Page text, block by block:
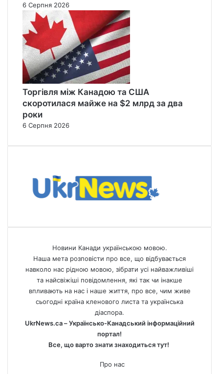
6 Серпня 2026
Торгівля між Канадою та США
скоротилася майже на $2 млрд за два
роки
6 Серпня 2026
Новини Канади українською мовою.
Наша мета розповісти про все, що відбувається
навколо нас рідною мовою, зібрати усі найважливіші
та найсвіжіші повідомлення, які так чи інакше
впливають на нас і наше життя, про все, чим живе
сьогодні країна кленового листа та українська
діаспора.
UkrNews.ca – Українсько-Канадський інформаційний
портал!
Все, що варто знати знаходиться тут!
Про нас